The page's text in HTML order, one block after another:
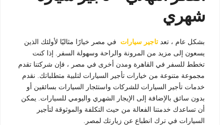
شهري
بشكل عام ، تعد تاجير سيارات في مصر خيارًا مثاليًا لأولئك الذين
يسعون إلى مزيد من المرونة والراحة وسهولة السفر. إذا كنت
تخطط للسفر في القاهرة ومدن أخرى في مصر ، فإن شركتنا تقدم
مجموعة متنوعة من خيارات تأجير السيارات لتلبية متطلباتك. نقدم
خدمات تأجير السيارات للشركات واستئجار السيارات بسائقين أو
بدون سائق بالإضافة إلى الإيجار الشهري واليومي للسيارات. يمكن
أن تساعدك خدمتنا الفعالة من حيث التكلفة والموثوقة لتأجير
السيارات في ترك انطباع عن زيارتك لمصر.